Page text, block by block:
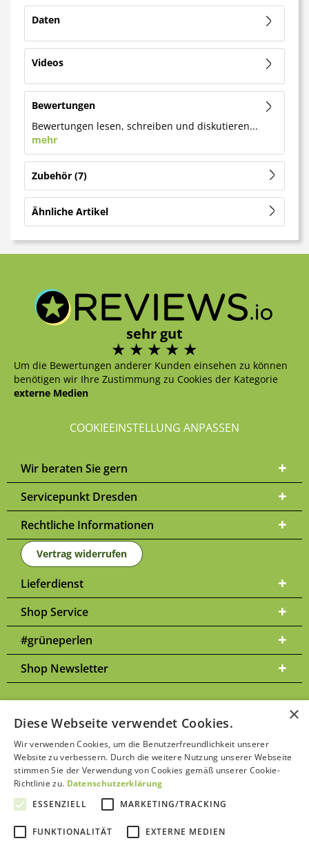
Daten
Videos
Bewertungen
Bewertungen lesen, schreiben und diskutieren...
mehr
Zubehör 7
Ähnliche Artikel
sehr gut
Um die Bewertungen anderer Kunden einsehen zu können
benötigen wir Ihre Zustimmung zu Cookies der Kategorie
externe Medien
COOKIEEINSTELLUNG ANPASSEN
Wir beraten Sie gern
Servicepunkt Dresden
Rechtliche Informationen
Vertrag widerrufen
Lieferdienst
Shop Service
#grüneperlen
Shop Newsletter
* Alle Preise inkl. gesetzl. Mehrwertsteuer zzgl. Versandkosten
ggf. Nachnahmegebühren, wenn nicht anders beschrieben | Bitte
beachten Sie unsereDatenschutzerklärung
×
Diese Webseite verwendet Cookies.
Wir verwenden Cookies, um die Benutzerfreundlichkeit unserer
Website zu verbessern. Durch die weitere Nutzung unserer Webseite
stimmen Sie der Verwendung von Cookies gemäß unserer Cookie-
Richtlinie zu. Datenschutzerklärung
ESSENZIELL
MARKETING/TRACKING
FUNKTIONALITÄT EXTERNE MEDIEN